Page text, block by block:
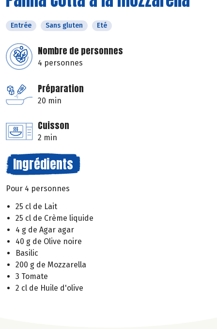
Entrée Sans gluten Eté
Nombre de personnes
4 personnes
Préparation
20 min
Cuisson
2 min
Ingrédients
Pour 4 personnes
25 cl de Lait
25 cl de Crème liquide
4 g de Agar agar
40 g de Olive noire
Basilic
200 g de Mozzarella
3 Tomate
2 cl de Huile d'olive